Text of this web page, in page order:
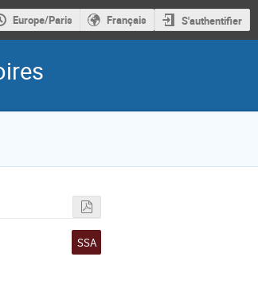
Europe/Paris Français S'authentifier
SSA